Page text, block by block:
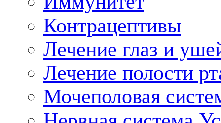
Контрацептивы
Лечение глаз и
Лечение полости
Мочеполовая